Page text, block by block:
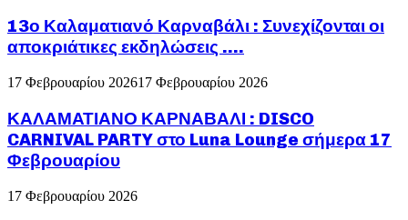
13ο Καλαματιανό Καρναβάλι : Συνεχίζονται οι
αποκριάτικες εκδηλώσεις ….
17 Φεβρουαρίου 202617 Φεβρουαρίου 2026
ΚΑΛΑΜΑΤΙΑΝΟ ΚΑΡΝΑΒΑΛΙ : DISCO
CARNIVAL PARTY στο Luna Lounge σήμερα 17
Φεβρουαρίου
17 Φεβρουαρίου 2026